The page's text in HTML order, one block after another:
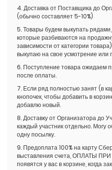
4. Доставка от Поставщика до
(обычно составляет 5-10%)
5. Товары будем выкупать рядами,
которые разбиваются на
зависимости от категории
выкупаю на свое усмотрение
6. Поступление товара ожидаем
после оплаты.
7. Если ряд полностью занят (в
кнопочек, чтобы добавить в
добавлю новый.
8. Доставку от Организатора до
каждый участник отдельно. Могу
одну посылку.
9. Предоплата 100% на карту
выставления счета, ОПЛАТЫ
появятся у вас в корзине, когда